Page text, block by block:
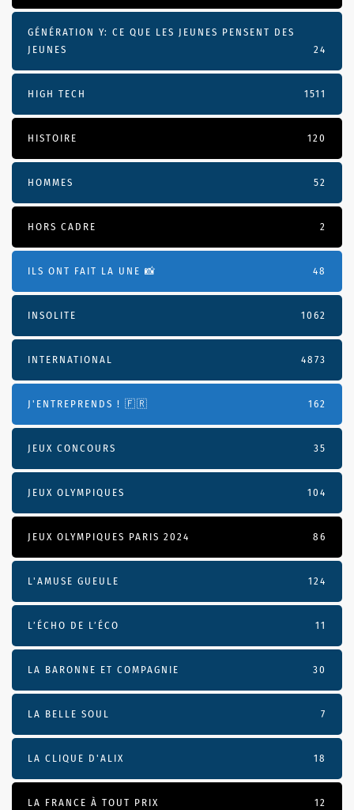
GÉNÉRATION Y: CE QUE LES JEUNES PENSENT DES
JEUNES
24
HIGH TECH 1511
HISTOIRE 120
HOMMES 52
HORS CADRE 2
ILS ONT FAIT LA UNE 📸 48
INSOLITE 1062
INTERNATIONAL 4873
J'ENTREPRENDS ! 🇫🇷 162
JEUX CONCOURS 35
JEUX OLYMPIQUES 104
JEUX OLYMPIQUES PARIS 2024 86
L'AMUSE GUEULE 124
L’ÉCHO DE L’ÉCO 11
LA BARONNE ET COMPAGNIE 30
LA BELLE SOUL 7
LA CLIQUE D'ALIX 18
LA FRANCE À TOUT PRIX 12